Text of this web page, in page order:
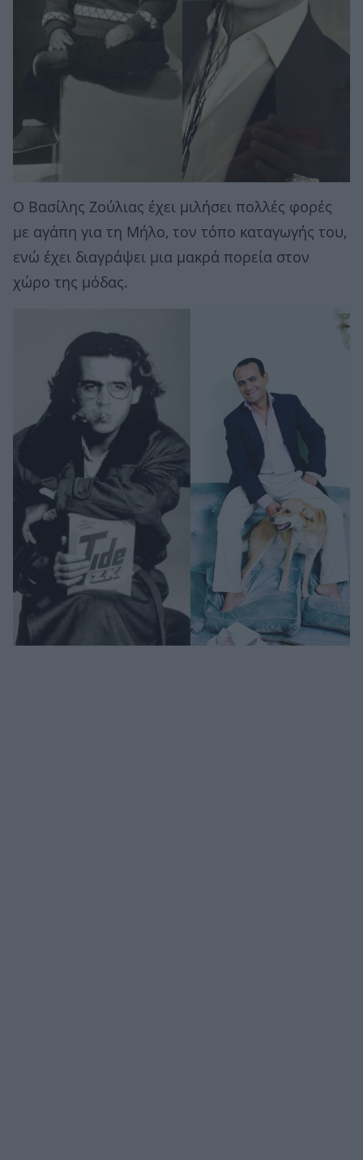
Ο Βασίλης Ζούλιας έχει μιλήσει πολλές φορές
με αγάπη για τη Μήλο, τον τόπο καταγωγής του,
ενώ έχει διαγράψει μια μακρά πορεία στον
χώρο της μόδας.